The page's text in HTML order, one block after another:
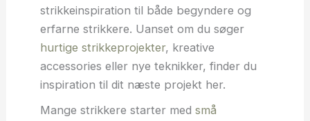
strikkeinspiration til både begyndere og
erfarne strikkere. Uanset om du søger
hurtige strikkeprojekter, kreative
accessories eller nye teknikker, finder du
inspiration til dit næste projekt her.
Mange strikkere starter medsmå